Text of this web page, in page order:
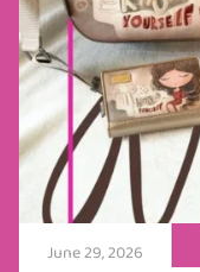
June 29, 2026